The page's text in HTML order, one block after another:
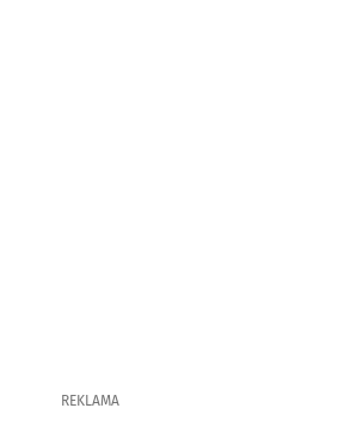
REKLAMA